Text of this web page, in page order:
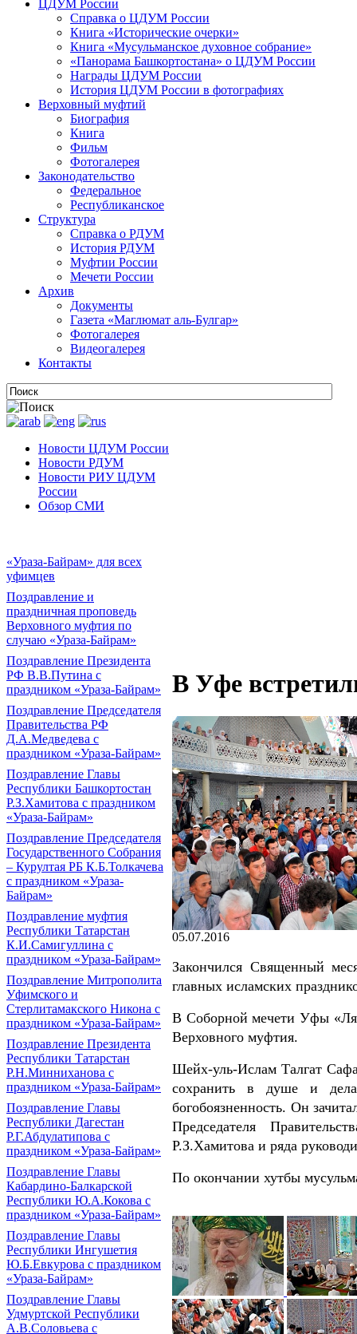
ЦДУМ России
Справка о ЦДУМ России
Книга «Исторические очерки»
Книга «Мусульманское духовное собрание»
«Панорама Башкортостана» о ЦДУМ России
Награды ЦДУМ России
История ЦДУМ России в фотографиях
Верховный муфтий
Биография
Книга
Фильм
Фотогалерея
Законодательство
Федеральное
Республиканское
Структура
Справка о РДУМ
История РДУМ
Муфтии России
Мечети России
Архив
Документы
Газета «Маглюмат аль-Булгар»
Фотогалерея
Видеогалерея
Контакты
Новости ЦДУМ России
Новости РДУМ
Новости РИУ ЦДУМ
России
Обзор СМИ
«Ураза-Байрам» для всех
уфимцев
Поздравление и
праздничная проповедь
Верховного муфтия по
случаю «Ураза-Байрам»
Поздравление Президента
РФ В.В.Путина с
праздником «Ураза-Байрам»
Поздравление Председателя
Правительства РФ
Д.А.Медведева с
праздником «Ураза-Байрам»
Поздравление Главы
Республики Башкортостан
Р.З.Хамитова с праздником
«Ураза-Байрам»
Поздравление Председателя
Государственного Собрания
– Курултая РБ К.Б.Толкачева
с праздником «Ураза-
Байрам»
Поздравление муфтия
Республики Татарстан
К.И.Самигуллина с
праздником «Ураза-Байрам»
Поздравление Митрополита
Уфимского и
Стерлитамакского Никона с
праздником «Ураза-Байрам»
Поздравление Президента
Республики Татарстан
Р.Н.Минниханова с
праздником «Ураза-Байрам»
Поздравление Главы
Республики Дагестан
Р.Г.Абдулатипова с
праздником «Ураза-Байрам»
Поздравление Главы
Кабардино-Балкарской
Республики Ю.А.Кокова с
праздником «Ураза-Байрам»
Поздравление Главы
Республики Ингушетия
Ю.Б.Евкурова с праздником
«Ураза-Байрам»
Поздравление Главы
Удмуртской Республики
А.В.Соловьева с
В Уфе
05.07.2016
Закончился Священный
главных исламских
В Соборной мечети Уфы
Верховного муфтия.
Шейх-уль-Ислам Талгат
сохранить в душе и
богобоязненность. Он
Председателя
Р.З.Хамитова и ряда
По окончании хутбы